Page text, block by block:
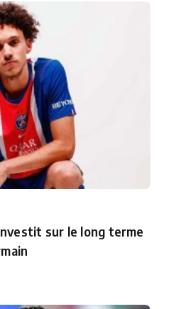
sur le long terme